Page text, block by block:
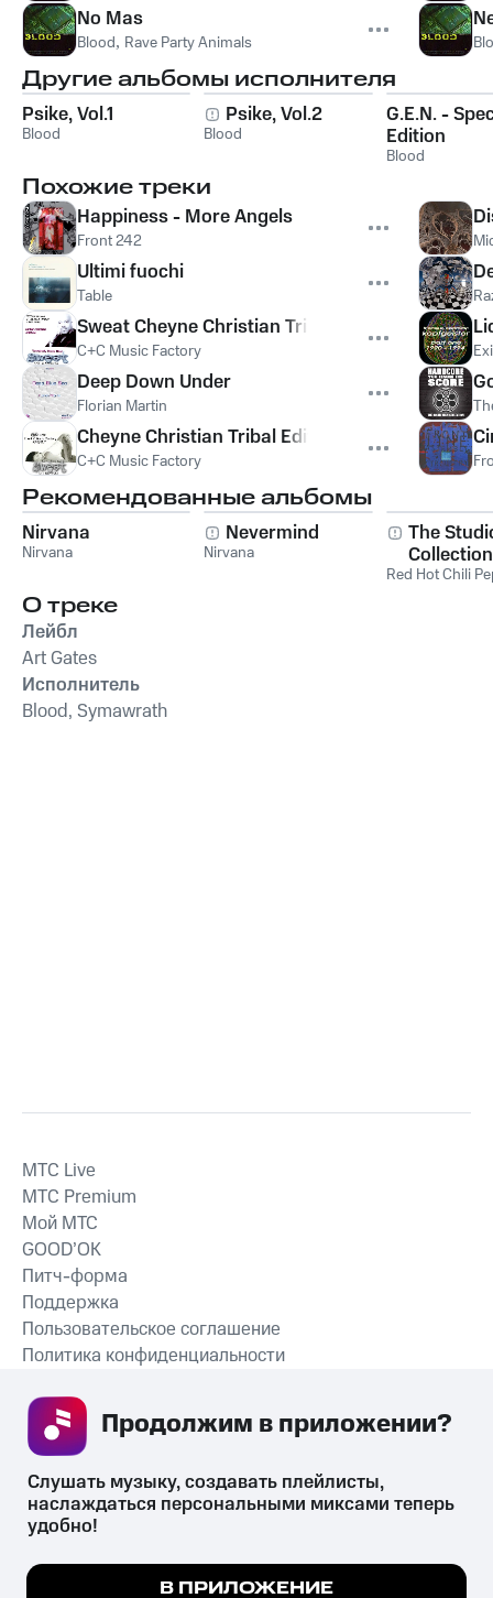
No Mas
Blood, Rave Party Animals
Другие альбомы исполнителя
Psike, Vol.1
Blood
Psike, Vol.2
Blood
G.E.N. -
Edition
Blood
Похожие треки
Happiness - More Angels
Front 242
Ultimi fuochi
Table
Sweat Cheyne Christian Tribal Breaks Mix
C+C Music Factory
Deep Down Under
Florian Martin
Cheyne Christian Tribal Edit (Featured on Pete
C+C Music Factory
Рекомендованные альбомы
Nirvana
Nirvana
Nevermind
Nirvana
The
Collection
Red Hot Chili
О треке
Лейбл
Art Gates
Исполнитель
Blood, Symawrath
СКАЧАТЬ ПРИЛОЖЕНИЕ
MTС Live
MTС Premium
Мой МТС
GOOD’OK
Питч-форма
Поддержка
Пользовательское соглашение
Политика конфиденциальности
психотропных веществ, их аналогов причиняет вред здоровью,
их незаконный оборот запрещён и влечёт установленную
Мы используем куки, чтобы на сайте все
Слушать музыку, создавать плейлисты,
наслаждаться персональными миксами теперь
удобно!
В ПРИЛОЖЕНИЕ